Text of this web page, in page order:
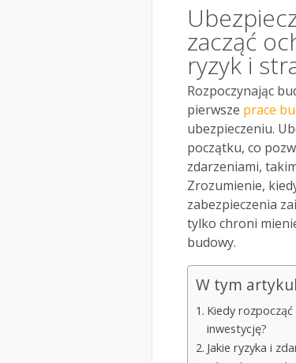
zacząć
ryzyk i
Rozpoczynając
pierwsze prace
ubezpieczeniu.
początku, co
zdarzeniami,
Zrozumienie,
zabezpieczenia
tylko chroni
budowy.
W tym
Kiedy
inwestycję?
Jakie ryzyka i